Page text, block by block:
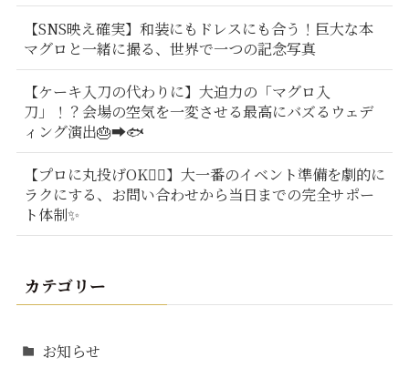
【SNS映え確実】和装にもドレスにも合う！巨大な本
マグロと一緒に撮る、世界で一つの記念写真
【ケーキ入刀の代わりに】大迫力の「マグロ入
刀」！？会場の空気を一変させる最高にバズるウェデ
ィング演出🎂➡️🐟
【プロに丸投げOK🙆‍♂️】大一番のイベント準備を劇的に
ラクにする、お問い合わせから当日までの完全サポー
ト体制✨
カテゴリー
お知らせ